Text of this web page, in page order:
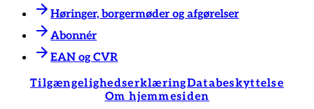
Høringer, borgermøder og afgørelser
Abonnér
EAN og CVR
TilgængelighedserklæringDatabeskyttelse
Om hjemmesiden